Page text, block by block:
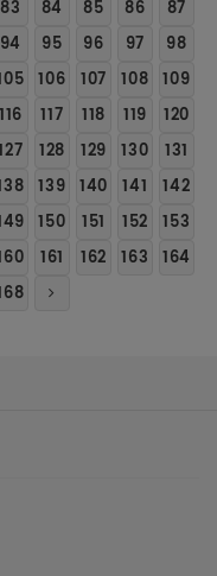
83 84 85 86
87
94 95 96 97
98
106 107 108 109
116 117 118 119
120
128 129 130
131
139 140 141
142
150 151 152
153
161 162 163
164